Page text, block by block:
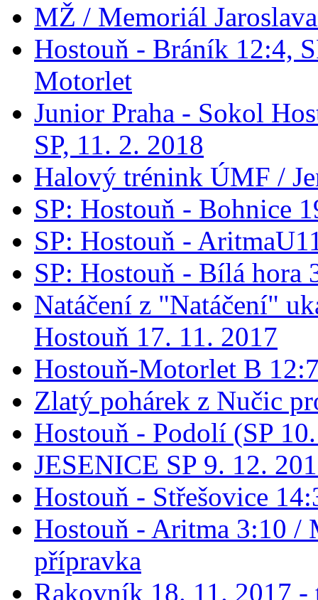
MŽ / Memoriál
Hostouň - Bráník 12:4,
Motorlet
Junior Praha - Sokol
SP, 11. 2. 2018
Halový trénink ÚMF /
SP: Hostouň - Bohnice
SP: Hostouň -
SP: Hostouň - Bílá hora
Natáčení z "Natáčení"
Hostouň 17. 11. 2017
Hostouň-Motorlet B
Zlatý pohárek z Nučic
Hostouň - Podolí (SP
JESENICE SP 9. 12.
Hostouň - Střešovice
Hostouň - Aritma 3:10 /
přípravka
Rakovník 18. 11. 2017